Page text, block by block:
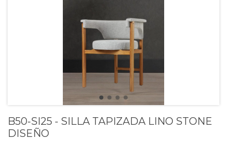
B50-SI25 - SILLA TAPIZADA LINO STONE
DISEÑO